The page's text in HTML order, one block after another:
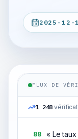
2025-12-
FLUX DE
1 248
88 « Le taux de